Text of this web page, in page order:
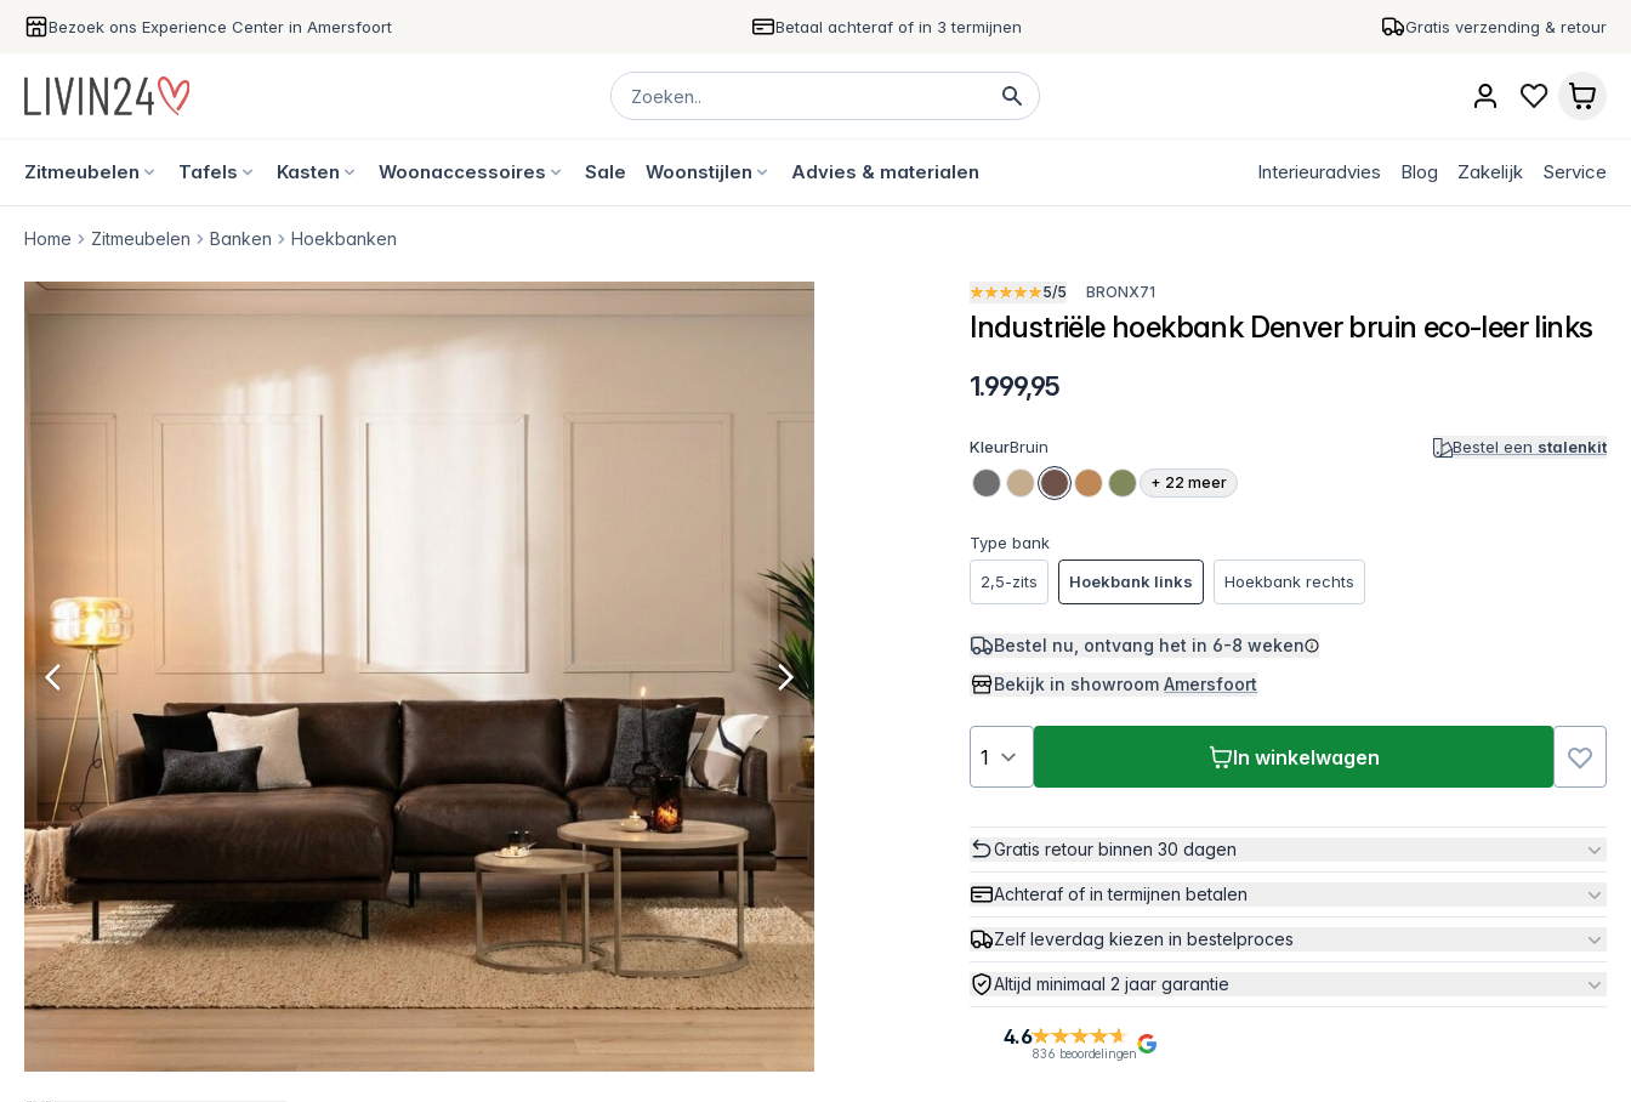
Bezoek ons Experience Center in Amersfoort Betaal achteraf of in 3 termijnen Gratis verzending & retour
Zitmeubelen Tafels Kasten Woonaccessoires Sale Woonstijlen Advies & materialen Interieuradvies Blog Zakelijk Service
Home Zitmeubelen Banken Hoekbanken
5/5 BRONX71
Industriële hoekbank Denver bruin eco-leer links
1.999,95
KleurBruin Bestel een stalenkit
+ 22 meer
Type bank
2,5-zits
Hoekbank links Hoekbank rechts
Bestel nu, ontvang het in 6-8 weken
Bekijk in showroomAmersfoort
In winkelwagen
Gratis retour binnen 30 dagen
Achteraf of in termijnen betalen
Zelf leverdag kiezen in bestelproces
Altijd minimaal 2 jaar garantie
4.6
836 beoordelingen